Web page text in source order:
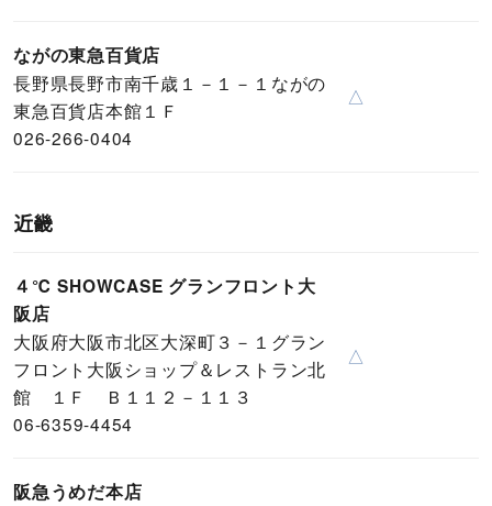
ながの東急百貨店
長野県長野市南千歳１－１－１ながの
東急百貨店本館１Ｆ
026-266-0404
△
近畿
４℃ SHOWCASE グランフロント大
阪店
大阪府大阪市北区大深町３－１グラン
フロント大阪ショップ＆レストラン北
館 １Ｆ Ｂ１１２－１１３
06-6359-4454
△
阪急うめだ本店